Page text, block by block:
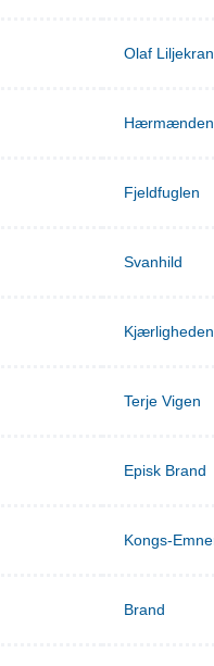
Olaf
Fjeldfuglen
Svanhild
Terje Vigen
Episk Brand
Kongs-
Brand